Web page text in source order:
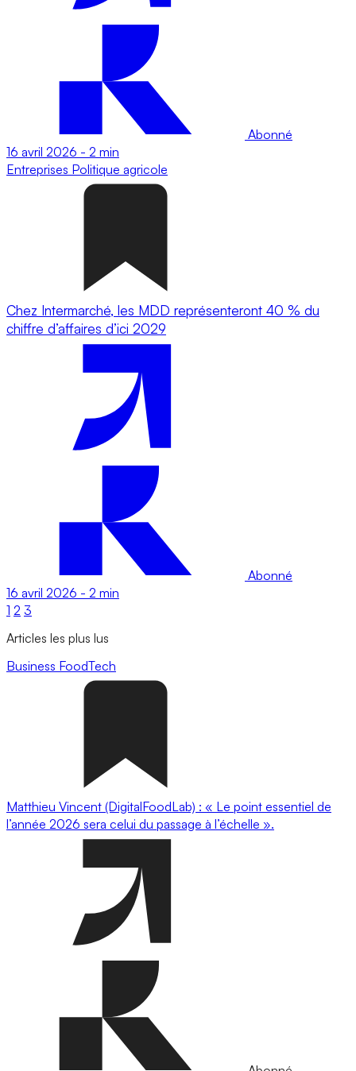
Abonné
16 avril 2026 - 2 min
Entreprises Politique agricole
Chez Intermarché, les MDD représenteront 40 % du
chiffre d’affaires d’ici 2029
Abonné
16 avril 2026 - 2 min
1 2 3
Articles les plus lus
Business FoodTech
Matthieu Vincent (DigitalFoodLab) : « Le point essentiel de
l’année 2026 sera celui du passage à l’échelle ».